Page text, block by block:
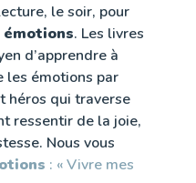
le soir, pour
. Les livres
d’apprendre à
les émotions par
héros qui traverse
ressentir de la joie,
Nous vous
: « Vivre mes